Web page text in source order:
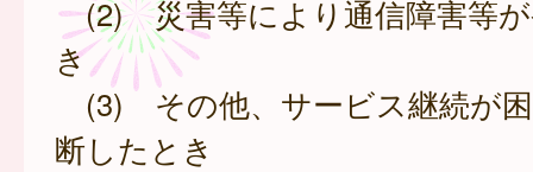
(2) 災害等により通信障害等が
き
(3) その他、サービス継続が
断したとき